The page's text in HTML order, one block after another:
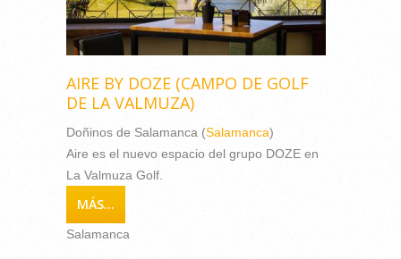
AIRE BY DOZE (CAMPO DE GOLF
DE LA VALMUZA)
Doñinos de Salamanca (Salamanca)
Aire es el nuevo espacio del grupo DOZE en
La Valmuza Golf.
MÁS...
Salamanca